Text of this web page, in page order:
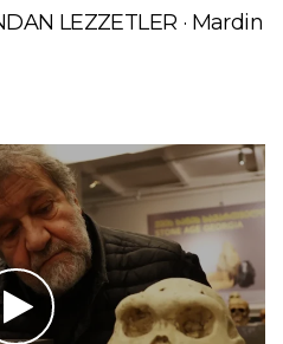
LEZZETLER · Mardin